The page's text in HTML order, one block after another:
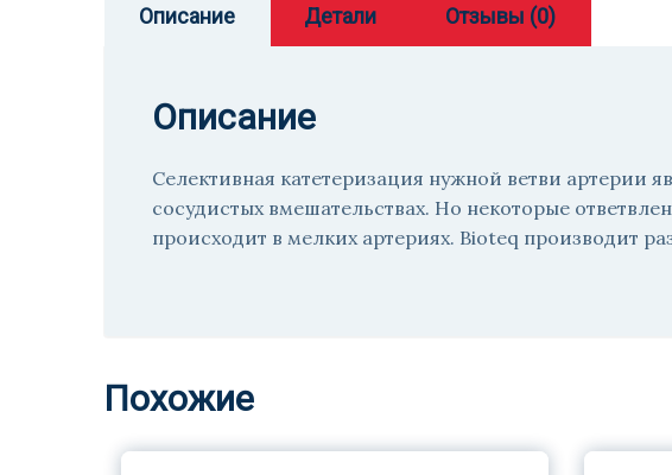
Описание Детали Отзывы (0)
Описание
Селективная катетеризация нужной ветви артерии
сосудистых вмешательствах. Но некоторые
происходит в мелких артериях. Bioteq производит
Похожие